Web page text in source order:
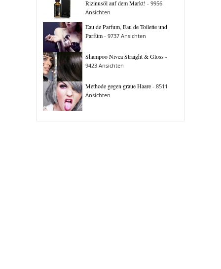
Rizinusöl auf dem Markt! - 9956
Ansichten
Eau de Parfum, Eau de Toilette und
Parfüm - 9737 Ansichten
Shampoo Nivea Straight & Gloss -
9423 Ansichten
Methode gegen graue Haare - 8511
Ansichten